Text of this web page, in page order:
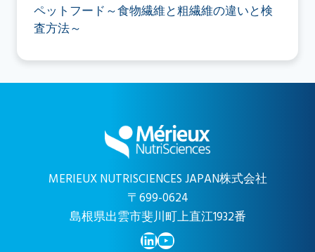
ペットフード～食物繊維と粗繊維の違いと検
査方法～
MERIEUX NUTRISCIENCES JAPAN株式会社
〒699-0624
島根県出雲市斐川町上直江1932番
LinkedIn
YouTube